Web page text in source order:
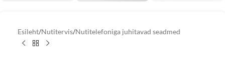
Esileht/Nutitervis/Nutitelefoniga juhitavad seadmed